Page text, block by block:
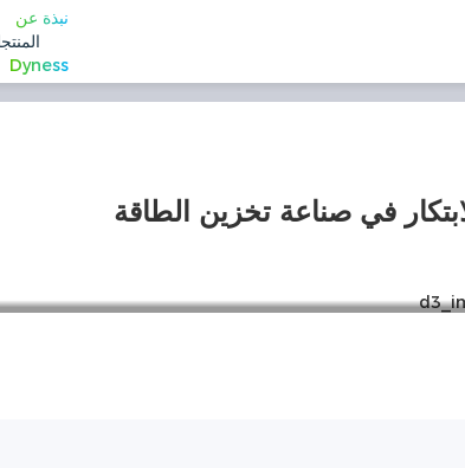
نبذة عن
Dyness
في صناعة تخزين الطاقة
براءات الاختراع